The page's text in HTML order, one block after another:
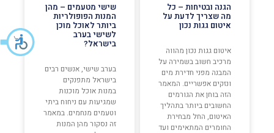
הגנה ובטיחות – כל
מה שצריך לדעת על
איטום גגות נכון
איטום גגות נכון מהווה
מרכיב חשוב בשמירה על
המבנה מפני חדירת מים
ונזקים אפשריים. המאמר
הזה בוחן את הגורמים
החשובים ביותר בתהליך
האיטום, החל מבחירת
החומרים המתאימים ועד
שישי מטעמים – מהן
המנות הפופולריות
ביותר לאוכל מוכן
לשישי בערב
בישראל?
בערב שישי, אנשים רבים
בישראל מתפנקים
במנות אוכל מוכנות
שמגיעות עם ניחוח ביתי
וטעמים מנחמים. במאמר
זה נסקור מהן המנות